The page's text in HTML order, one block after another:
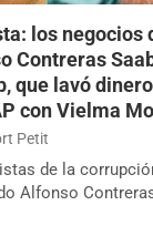
los negocios
Contreras
que lavó
con Vielma
Petit
de la
Alfonso